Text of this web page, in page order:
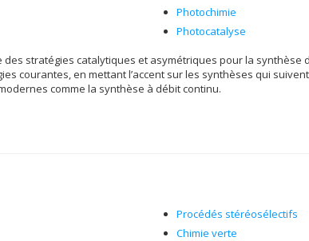
Photochimie
Photocatalyse
des stratégies catalytiques et asymétriques pour la
courantes, en mettant l’accent sur les synthèses qui
comme la synthèse à débit continu.
Procédés stéréosélectifs
Chimie verte